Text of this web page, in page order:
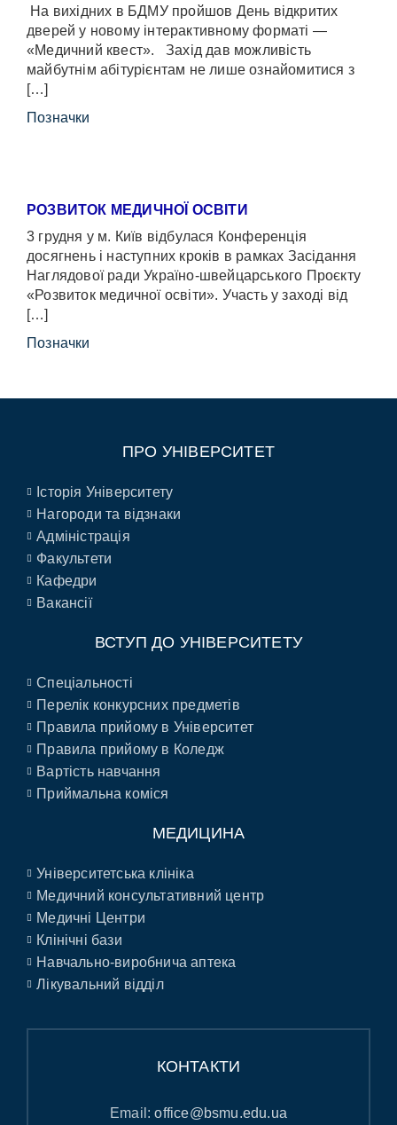
На вихідних в БДМУ пройшов День відкритих
дверей у новому інтерактивному форматі —
«Медичний квест». Захід дав можливість
майбутнім абітурієнтам не лише ознайомитися з
[…]
Позначки
РОЗВИТОК МЕДИЧНОЇ ОСВІТИ
3 грудня у м. Київ відбулася Конференція
досягнень і наступних кроків в рамках Засідання
Наглядової ради Україно-швейцарського Проєкту
«Розвиток медичної освіти». Участь у заході від
[…]
Позначки
ПРО УНІВЕРСИТЕТ
Історія Університету
Нагороди та відзнаки
Адміністрація
Факультети
Кафедри
Вакансії
ВСТУП ДО УНІВЕРСИТЕТУ
Спеціальності
Перелік конкурсних предметів
Правила прийому в Університет
Правила прийому в Коледж
Вартість навчання
Приймальна коміся
МЕДИЦИНА
Університетська клініка
Медичний консультативний центр
Медичні Центри
Клінічні бази
Навчально-виробнича аптека
Лікувальний відділ
КОНТАКТИ
Email:office@bsmu.edu.ua